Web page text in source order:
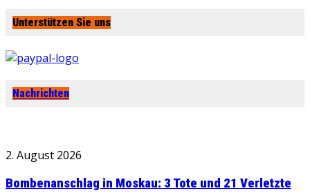
Unterstützen Sie uns
Nachrichten
2. August 2026
Bombenanschlag in Moskau: 3 Tote und 21 Verletzte